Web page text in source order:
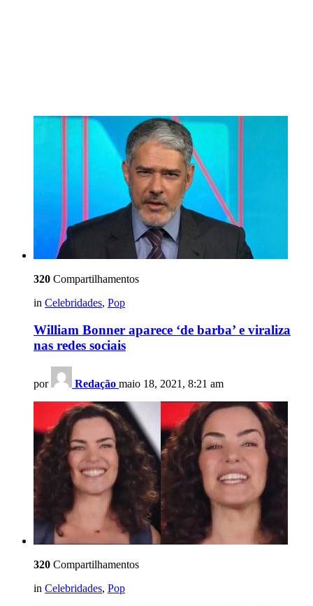
320 Compartilhamentos
in Celebridades, Pop
William Bonner aparece ‘de barba’ e viraliza
nas redes sociais
por Redação maio 18, 2021, 8:21 am
320 Compartilhamentos
in Celebridades, Pop